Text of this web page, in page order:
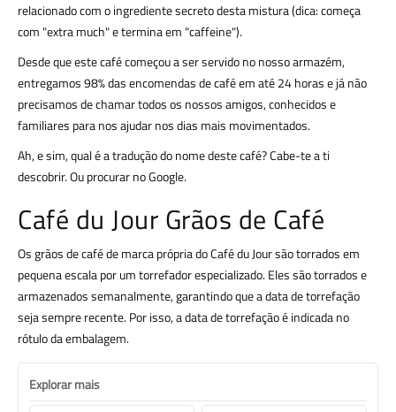
relacionado com o ingrediente secreto desta mistura (dica: começa
com "extra much" e termina em "caffeine").
Desde que este café começou a ser servido no nosso armazém,
entregamos 98% das encomendas de café em até 24 horas e já não
precisamos de chamar todos os nossos amigos, conhecidos e
familiares para nos ajudar nos dias mais movimentados.
Ah, e sim, qual é a tradução do nome deste café? Cabe-te a ti
descobrir. Ou procurar no Google.
Café du Jour Grãos de Café
Os grãos de café de marca própria do Café du Jour são torrados em
pequena escala por um torrefador especializado. Eles são torrados e
armazenados semanalmente, garantindo que a data de torrefação
seja sempre recente. Por isso, a data de torrefação é indicada no
rótulo da embalagem.
Explorar mais